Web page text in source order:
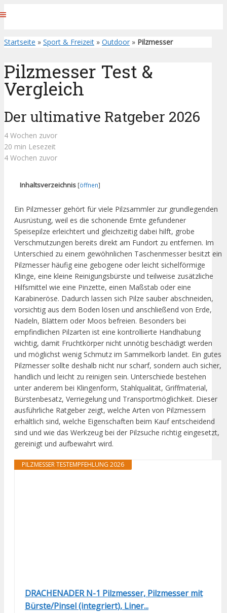
Startseite » Sport & Freizeit » Outdoor » Pilzmesser
Pilzmesser Test &
Vergleich
Der ultimative Ratgeber 2026
4 Wochen zuvor
20 min Lesezeit
4 Wochen zuvor
Inhaltsverzeichnis [öffnen]
Ein Pilzmesser gehört für viele Pilzsammler zur grundlegenden
Ausrüstung, weil es die schonende Ernte gefundener
Speisepilze erleichtert und gleichzeitig dabei hilft, grobe
Verschmutzungen bereits direkt am Fundort zu entfernen. Im
Unterschied zu einem gewöhnlichen Taschenmesser besitzt ein
Pilzmesser häufig eine gebogene oder leicht sichelförmige
Klinge, eine kleine Reinigungsbürste und teilweise zusätzliche
Hilfsmittel wie eine Pinzette, einen Maßstab oder eine
Karabineröse. Dadurch lassen sich Pilze sauber abschneiden,
vorsichtig aus dem Boden lösen und anschließend von Erde,
Nadeln, Blättern oder Moos befreien. Besonders bei
empfindlichen Pilzarten ist eine kontrollierte Handhabung
wichtig, damit Fruchtkörper nicht unnötig beschädigt werden
und möglichst wenig Schmutz im Sammelkorb landet. Ein gutes
Pilzmesser sollte deshalb nicht nur scharf, sondern auch sicher,
handlich und leicht zu reinigen sein. Unterschiede bestehen
unter anderem bei Klingenform, Stahlqualität, Griffmaterial,
Bürstenbesatz, Verriegelung und Transportmöglichkeit. Dieser
ausführliche Ratgeber zeigt, welche Arten von Pilzmessern
erhältlich sind, welche Eigenschaften beim Kauf entscheidend
sind und wie das Werkzeug bei der Pilzsuche richtig eingesetzt,
gereinigt und aufbewahrt wird.
PILZMESSER TESTEMPFEHLUNG 2026
DRACHENADER N-1 Pilzmesser, Pilzmesser mit
Bürste/Pinsel (integriert), Liner...